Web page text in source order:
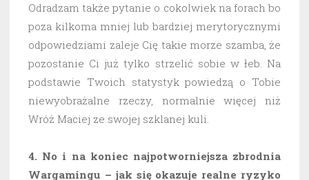
Odradzam także pytanie o cokolwiek na forach bo
poza kilkoma mniej lub bardziej merytorycznymi
odpowiedziami zaleje Cię takie morze szamba, że
pozostanie Ci już tylko strzelić sobie w łeb. Na
podstawie Twoich statystyk powiedzą o Tobie
niewyobrażalne rzeczy, normalnie więcej niż
Wróż Maciej ze swojej szklanej kuli.
4. No i na koniec najpotworniejsza zbrodnia
Wargamingu – jak się okazuje realne ryzyko